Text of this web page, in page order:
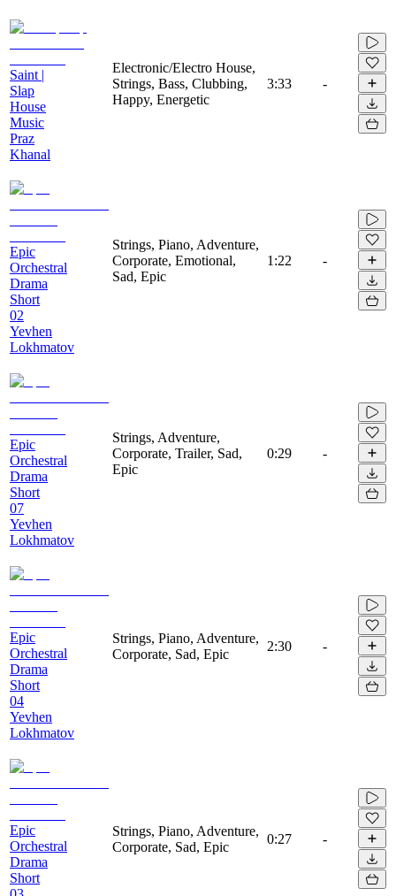
Saint |
Slap
House
Music
Praz
Khanal
Electronic/Electro House,
Strings, Bass, Clubbing,
Happy, Energetic
3:33 -
Epic
Orchestral
Drama
Short
02
Yevhen
Lokhmatov
Strings, Piano, Adventure,
Corporate, Emotional,
Sad, Epic
1:22 -
Epic
Orchestral
Drama
Short
07
Yevhen
Lokhmatov
Strings, Adventure,
Corporate, Trailer, Sad,
Epic
0:29 -
Epic
Orchestral
Drama
Short
04
Yevhen
Lokhmatov
Strings, Piano, Adventure,
Corporate, Sad, Epic
2:30 -
Epic
Orchestral
Drama
Short
Strings, Piano, Adventure,
Corporate, Sad, Epic
0:27 -